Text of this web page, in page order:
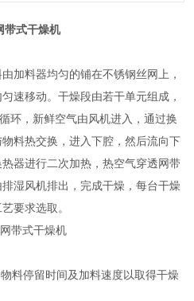
带式干燥机
加料器均匀的铺在不锈钢丝网上，
速移动。干燥段由若干单元组成，
环，新鲜空气由风机进入，通过换
料热交换，进入下腔，然后流向下
器进行二次加热，热空气穿透网带
湿风机排出，完成干燥，每台干燥
要求选取。
料停留时间及加料速度以取得干燥